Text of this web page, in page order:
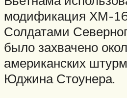
модификация ХМ-
Солдатами
было захвачено
американских
Юджина Стоунера.